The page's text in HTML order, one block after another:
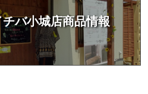
バ小城店商品情報